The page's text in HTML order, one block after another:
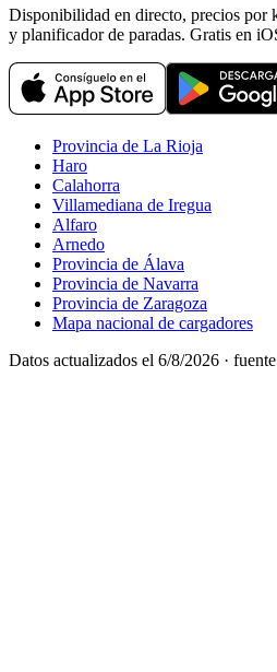
Disponibilidad en directo, precios por
y planificador de paradas. Gratis en
Provincia de La Rioja
Haro
Calahorra
Villamediana de Iregua
Alfaro
Arnedo
Provincia de Álava
Provincia de Navarra
Provincia de Zaragoza
Mapa nacional de cargadores
Datos actualizados el 6/8/2026 ·